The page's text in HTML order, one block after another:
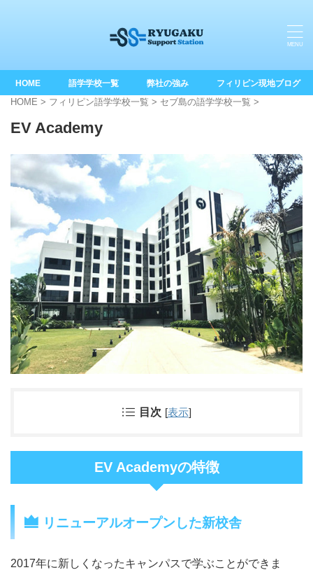
HOME 語学学校一覧 弊社の強み フィリピン現地ブログ
HOME > フィリピン語学学校一覧 > セブ島の語学学校一覧 >
EV Academy
目次 [表示]
EV Academyの特徴
リニューアルオープンした新校舎
2017年に新しくなったキャンパスで学ぶことができま